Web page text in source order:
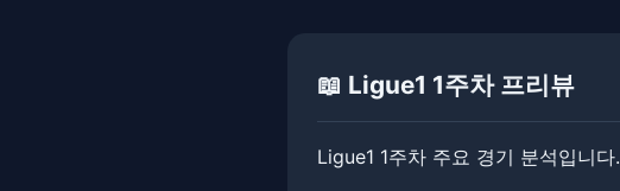
📖 Ligue1 1주차 프리뷰
Ligue1 1주차 주요 경기 분석입니다.